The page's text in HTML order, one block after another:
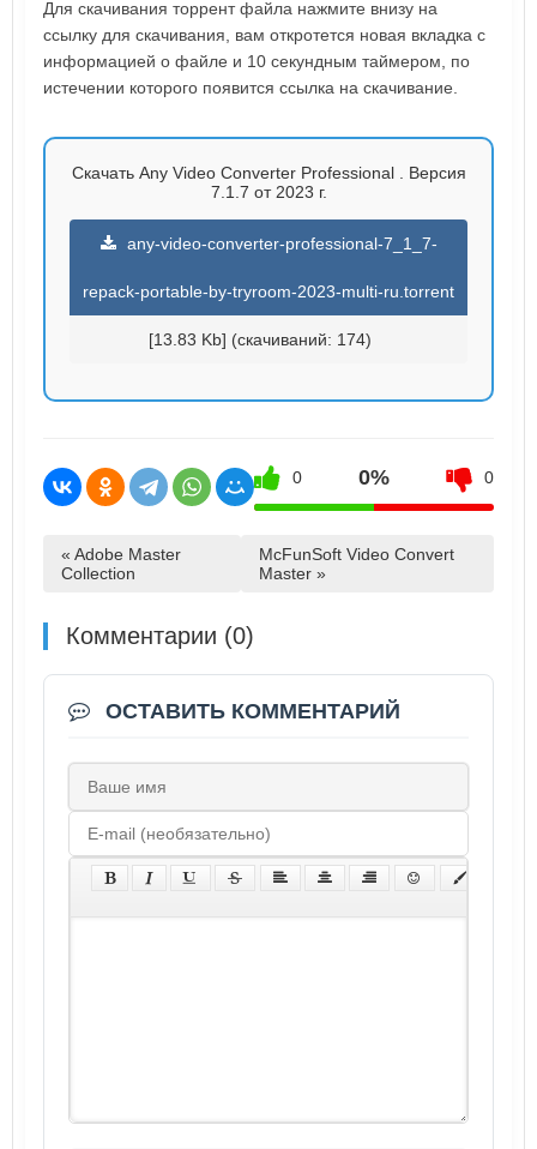
Для скачивания торрент файла нажмите внизу на
ссылку для скачивания, вам откротется новая вкладка с
информацией о файле и 10 секундным таймером, по
истечении которого появится ссылка на скачивание.
Скачать Any Video Converter Professional . Версия
7.1.7 от 2023 г.
any-video-converter-professional-7_1_7-
repack-portable-by-tryroom-2023-multi-ru.torrent
[13.83 Kb] (cкачиваний: 174)
0 0% 0
« Adobe Master
Collection
McFunSoft Video Convert
Master »
Комментарии (0)
ОСТАВИТЬ КОММЕНТАРИЙ